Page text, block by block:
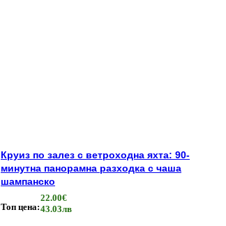
Круиз по залез с ветроходна яхта: 90-
минутна панорамна разходка с чаша
шампанско
Топ цена:
22.00€
43.03лв